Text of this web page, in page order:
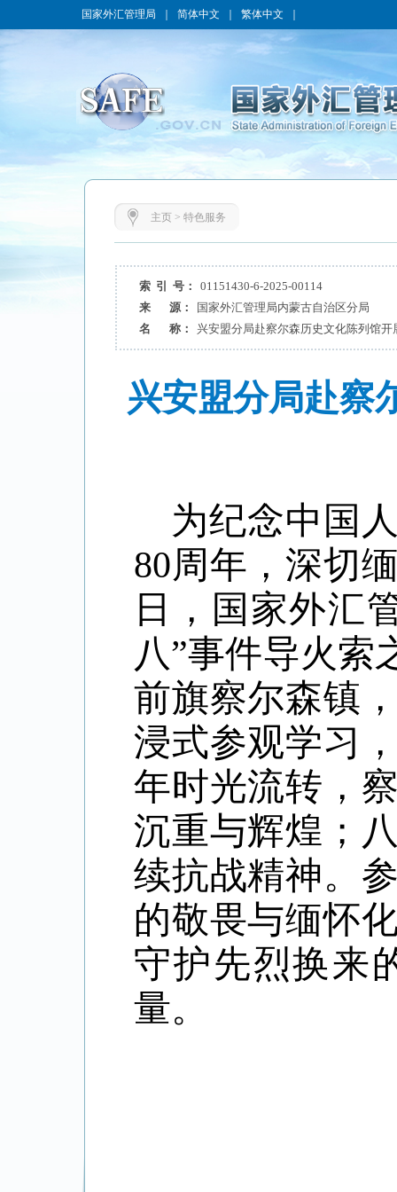
国家外汇管理局 简体中文 繁体中文
主页> 特色服务
索 引 号：
01151430-6-2025-00114
来 源：
国家外汇管理局内蒙古自治区分局
名 称：
兴安盟分局赴察尔森历史文化陈列馆
兴安盟分局赴察
为纪念中国
80周年，深切
日，国家外汇
八”事件导火
前旗察尔森镇
浸式参观学习
年时光流转，
沉重与辉煌；
续抗战精神。
的敬畏与缅怀
守护先烈换来
量。